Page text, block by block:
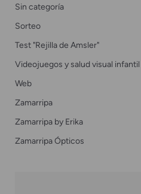
Sin categoría
Sorteo
Test "Rejilla de Amsler"
Videojuegos y salud visual infantil
Web
Zamarripa
Zamarripa by Erika
Zamarripa Ópticos